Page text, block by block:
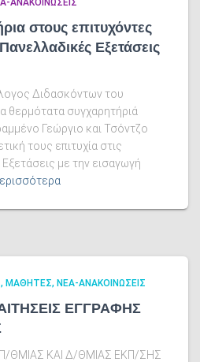
ΑΝΑΚΟΙΝΩΣΕΙΣ
στους επιτυχόντες
Εξετάσεις
Διδασκόντων του
θερμότατα συγχαρητήριά
Γεώργιο και Τσόντζο
τους επιτυχία στις
με την εισαγωγή
ΜΑΘΗΤΕΣ ΝΕΑ-ΑΝΑΚΟΙΝΩΣΕΙΣ
ΕΓΓΡΑΦΗΣ
ΘΜΙΑΣ ΚΑΙ Δ/ΘΜΙΑΣ ΕΚΠ/ΣΗΣ